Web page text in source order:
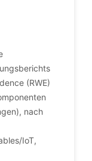
(RWE)
nach
IoT,